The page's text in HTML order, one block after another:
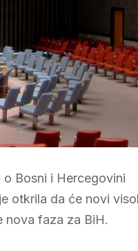
Bosni i Hercegovini
otkrila da će novi
nova faza za BiH.